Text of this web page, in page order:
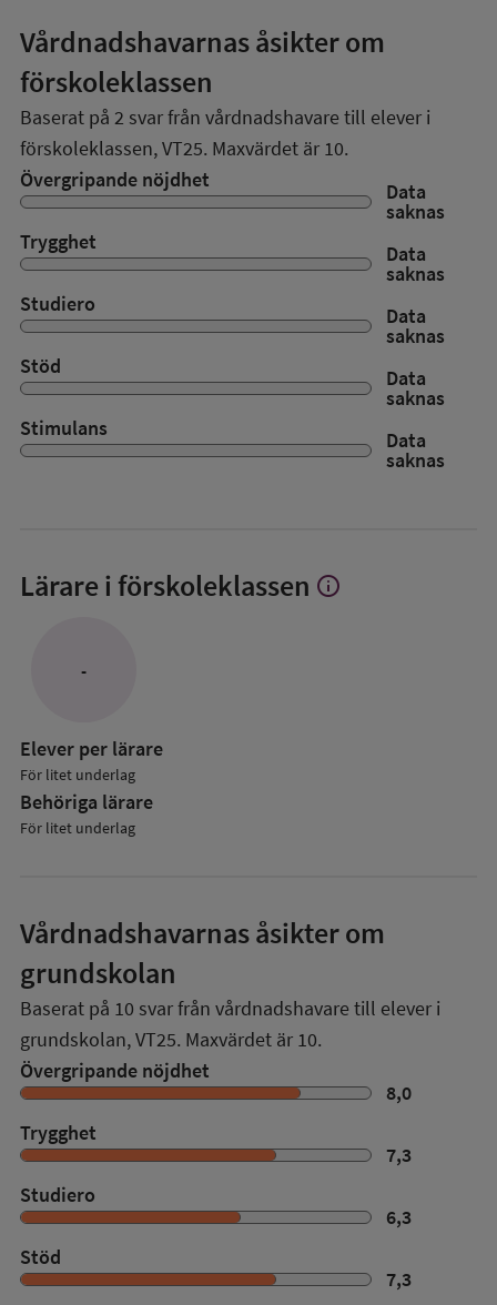
Vårdnadshavarnas åsikter om
förskoleklassen
Baserat på 2 svar från vårdnadshavare till elever i
förskoleklassen,VT25. Maxvärdet är 10.
Övergripande nöjdhet
Data
saknas
Trygghet
Data
saknas
Studiero
Data
saknas
Stöd
Data
saknas
Stimulans
Data
saknas
Lärare i förskoleklassen Visa
info
-
Elever per lärare
För litet underlag
Behöriga lärare
För litet underlag
Vårdnadshavarnas åsikter om
grundskolan
Baserat på 10 svar från vårdnadshavare till elever i
grundskolan,VT25. Maxvärdet är 10.
Övergripande nöjdhet
8,0
Trygghet
7,3
Studiero
6,3
Stöd
7,3